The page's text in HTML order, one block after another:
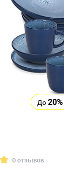
До 20%
0 отзывов